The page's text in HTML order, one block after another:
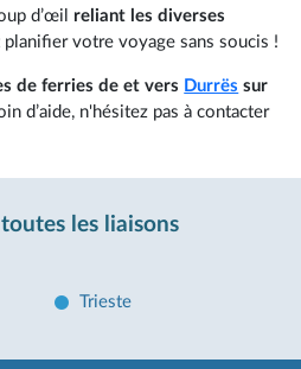
d’œil reliant les diverses
planifier votre voyage sans soucis !
de ferries de et vers Durrës sur
d’aide, n'hésitez pas à contacter
les liaisons
Trieste